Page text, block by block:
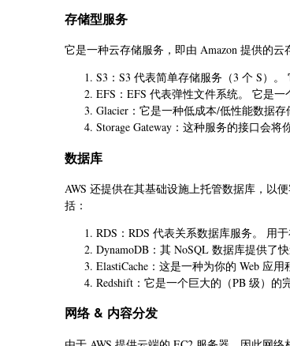
存储型服务
它是一种云存储服务，即由 Amazon 提供的云
S3：S3 代表简单存储服务（3 个 S）
EFS：EFS 代表弹性文件系统。 它是
Glacier：它是一种低成本/低性能数据
Storage Gateway：这种服务的接口会将
数据库
AWS 还提供在其基础设施上托管数据库，以
括：
RDS：RDS 代表关系数据库服务。 用
DynamoDB：其 NoSQL 数据库提供了
ElastiCache：这是一种为你的 Web 应
Redshift：它是一个巨大的（PB 级）的
网络 & 内容分发